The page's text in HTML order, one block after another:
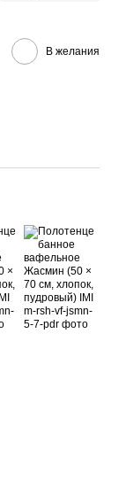
В желания